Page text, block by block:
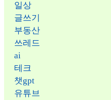
일상
글쓰기
부동산
쓰레드
ai
테크
챗gpt
유튜브